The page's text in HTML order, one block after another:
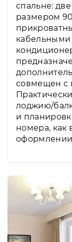
спальне:
размером
кабельными
совмещен с
лоджию/
и
номера, как